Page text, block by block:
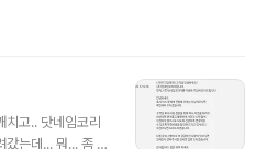
다. 그동안은 부모님의 도움으로 아이
습관을 갖게 할지도 고민 (사실 이건 내
집 사준 은행에 집 값도 갚아야 한다.
으로 운전해서 내려가야..
치고.. 닷네임코리
갔는데... 뭐... 좀 그